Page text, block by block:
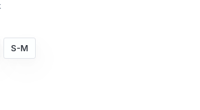
S-M